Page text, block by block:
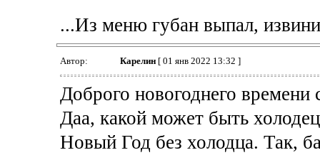
...Из меню губан выпал,
Автор: Карелин[ 01 янв 2022 13:32 ]
Доброго новогоднего времени
Даа, какой может быть
Новый Год без холодца. Так,